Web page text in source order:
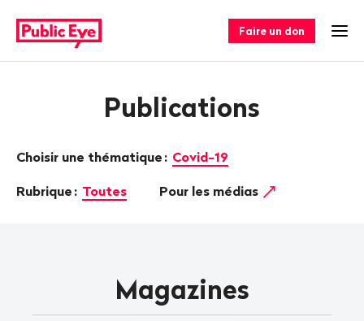
sur
publiceye.ch
rapide
Faire un don
Publications
Choisir une thématique : Covid-19
Rubrique : Toutes Pour les médias
Magazines